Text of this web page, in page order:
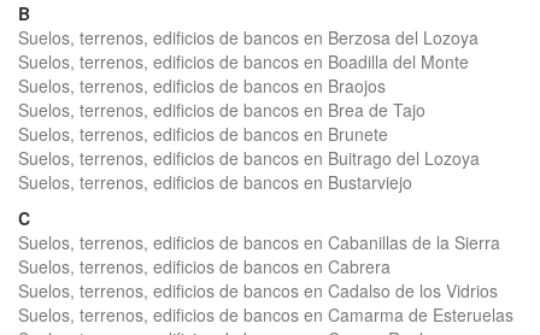
B
Suelos, terrenos, edificios de bancos en Berzosa del Lozoya
Suelos, terrenos, edificios de bancos en Boadilla del Monte
Suelos, terrenos, edificios de bancos en Braojos
Suelos, terrenos, edificios de bancos en Brea de Tajo
Suelos, terrenos, edificios de bancos en Brunete
Suelos, terrenos, edificios de bancos en Buitrago del Lozoya
Suelos, terrenos, edificios de bancos en Bustarviejo
C
Suelos, terrenos, edificios de bancos en Cabanillas de la Sierra
Suelos, terrenos, edificios de bancos en Cabrera
Suelos, terrenos, edificios de bancos en Cadalso de los Vidrios
Suelos, terrenos, edificios de bancos en Camarma de Esteruelas